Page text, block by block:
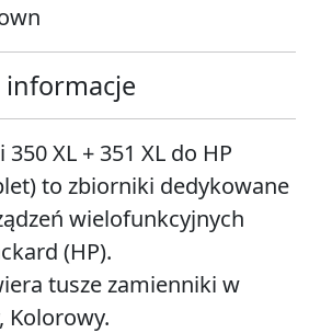
informacje
XL + 351 XL do HP
to zbiorniki dedykowane
wielofunkcyjnych
(HP).
tusze zamienniki w
Kolorowy.